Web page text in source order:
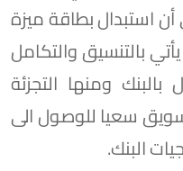
استبدال بطاقة ميزة
بالتنسيق والتكامل
ومنها التجزئة
سعيا للوصول الى
البنك.